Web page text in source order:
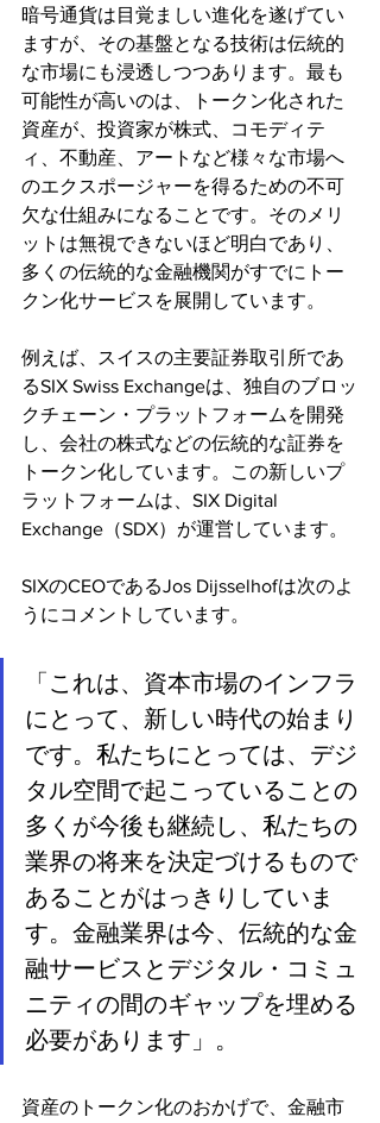
暗号通貨は目覚ましい進化を遂げてい
ますが、その基盤となる技術は伝統的
な市場にも浸透しつつあります。最も
可能性が高いのは、トークン化された
資産が、投資家が株式、コモディテ
ィ、不動産、アートなど様々な市場へ
のエクスポージャーを得るための不可
欠な仕組みになることです。そのメリ
ットは無視できないほど明白であり、
多くの伝統的な金融機関がすでにトー
クン化サービスを展開しています。
例えば、スイスの主要証券取引所であ
るSIX Swiss Exchangeは、独自のブロッ
クチェーン・プラットフォームを開発
し、会社の株式などの伝統的な証券を
トークン化しています。この新しいプ
ラットフォームは、SIX Digital
Exchange（SDX）が運営しています。
SIXのCEOであるJos Dijsselhofは次のよ
うにコメントしています。
「これは、資本市場のインフラ
にとって、新しい時代の始まり
です。私たちにとっては、デジ
タル空間で起こっていることの
多くが今後も継続し、私たちの
業界の将来を決定づけるもので
あることがはっきりしていま
す。金融業界は今、伝統的な金
融サービスとデジタル・コミュ
ニティの間のギャップを埋める
必要があります」。
資産のトークン化のおかげで、金融市